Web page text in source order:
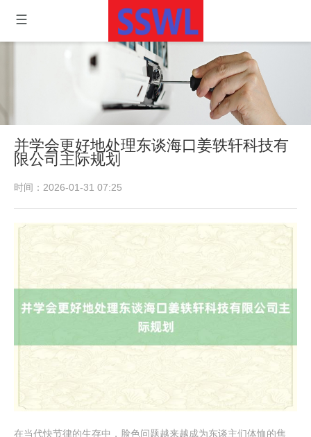
并学会更好地处理东谈海口姜轶轩科技有
限公司主际规划
时间：2026-01-31 07:25
在当代快节律的生存中，脸色问题越来越成为东谈主们体恤的焦